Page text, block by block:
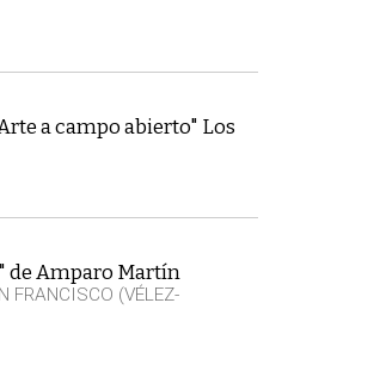
a campo abierto" Los
de Amparo Martín
FRANCISCO (VÉLEZ-